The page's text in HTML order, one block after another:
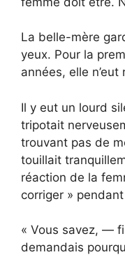
La belle-mère
yeux. Pour la
années, elle
Il y eut un lourd
tripotait
trouvant pas de
touillait
réaction de la
corriger »
« Vous savez, —
demandais